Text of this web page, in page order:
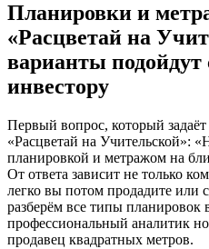
Планировки и
«Расцветай на
варианты подойдут
инвестору
Первый вопрос, который
«Расцветай на Учительской»:
планировкой и метражом на
От ответа зависит не только
легко вы потом продадите или
разберём все типы планировок
профессиональный аналитик
продавец квадратных метров.